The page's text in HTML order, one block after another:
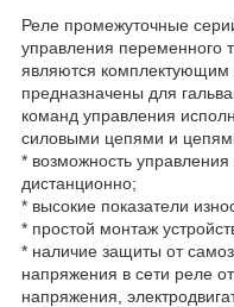
Реле промежуточные
управления переменного
являются комплектующим
предназначены для
команд управления
силовыми цепями и
* возможность управления
дистанционно;
* высокие показатели
* простой монтаж
* наличие защиты от
напряжения в сети реле
напряжения,